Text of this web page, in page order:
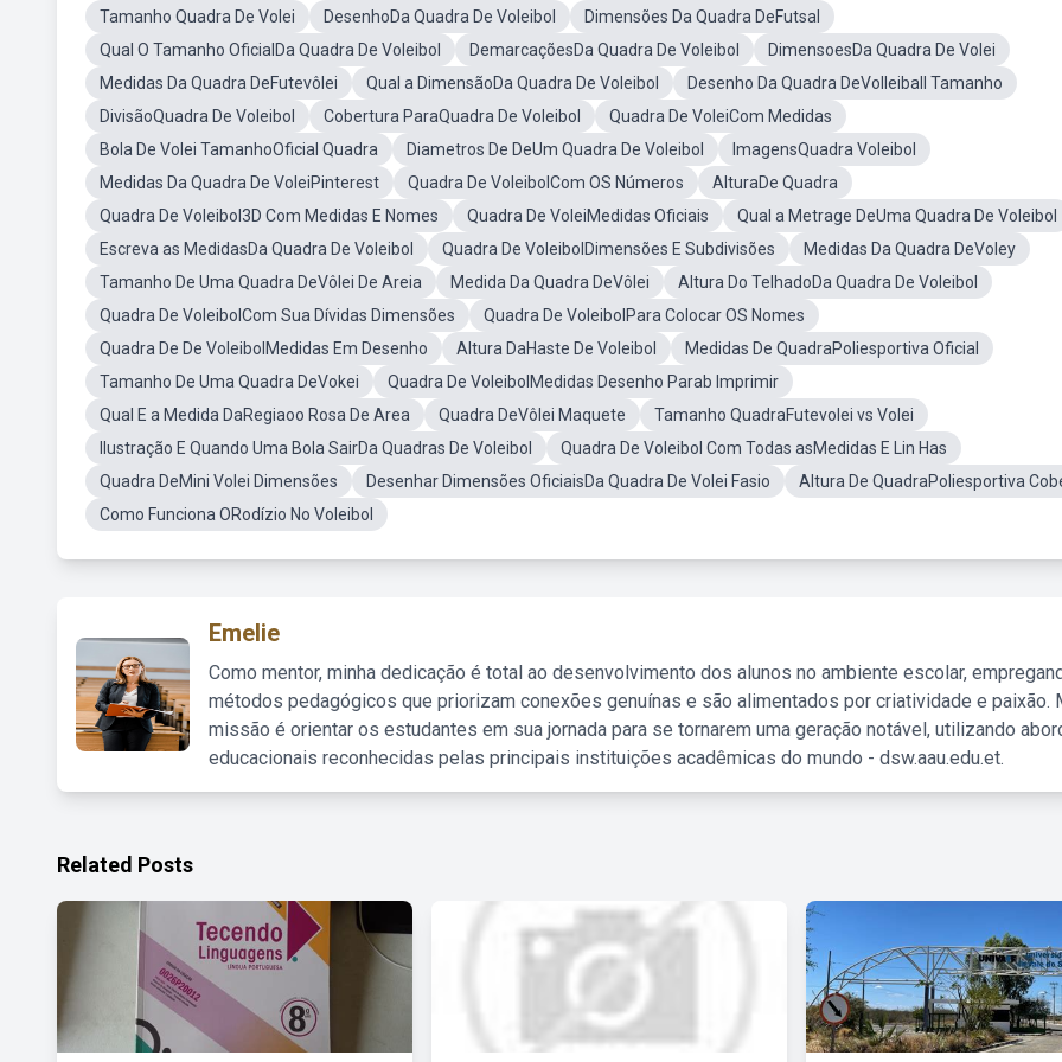
Tamanho Quadra De Volei DesenhoDa Quadra De Voleibol
Dimensões Da Quadra DeFutsal
Qual O Tamanho OficialDa Quadra De Voleibol
DemarcaçõesDa Quadra De Voleibol
DimensoesDa Quadra De Volei
Medidas Da Quadra DeFutevôlei
Qual a DimensãoDa Quadra De Voleibol
Desenho Da Quadra DeVolleiball Tamanho
DivisãoQuadra De Voleibol
Cobertura ParaQuadra De Voleibol
Quadra De VoleiCom Medidas
Bola De Volei TamanhoOficial Quadra
Diametros De DeUm Quadra De Voleibol
ImagensQuadra Voleibol
Medidas Da Quadra De VoleiPinterest
Quadra De VoleibolCom OS Números
AlturaDe Quadra
Quadra De Voleibol3D Com Medidas E Nomes
Quadra De VoleiMedidas Oficiais
Qual a Metrage DeUma Quadra De Voleibol
Escreva as MedidasDa Quadra De Voleibol
Quadra De VoleibolDimensões E Subdivisões
Medidas Da Quadra DeVoley
Tamanho De Uma Quadra DeVôlei De Areia
Medida Da Quadra DeVôlei
Altura Do TelhadoDa Quadra De Voleibol
Quadra De VoleibolCom Sua Dívidas Dimensões
Quadra De VoleibolPara Colocar OS Nomes
Quadra De De VoleibolMedidas Em Desenho
Altura DaHaste De Voleibol
Medidas De QuadraPoliesportiva Oficial
Tamanho De Uma Quadra DeVokei
Quadra De VoleibolMedidas Desenho Parab Imprimir
Qual E a Medida DaRegiaoo Rosa De Area
Quadra DeVôlei Maquete
Tamanho QuadraFutevolei vs Volei
Ilustração E Quando Uma Bola SairDa Quadras De Voleibol
Quadra De Voleibol Com Todas asMedidas E Lin Has
Quadra DeMini Volei Dimensões
Desenhar Dimensões OficiaisDa Quadra De Volei Fasio
Altura De QuadraPoliesportiva
Como Funciona ORodízio No Voleibol
Emelie
Como mentor, minha dedicação é total ao desenvolvimento dos alunos no ambiente escolar,
métodos pedagógicos que priorizam conexões genuínas e são alimentados por criatividade e paixão.
missão é orientar os estudantes em sua jornada para se tornarem uma geração notável, utilizando
educacionais reconhecidas pelas principais instituições acadêmicas do mundo - dsw.aau.edu.et.
Related Posts